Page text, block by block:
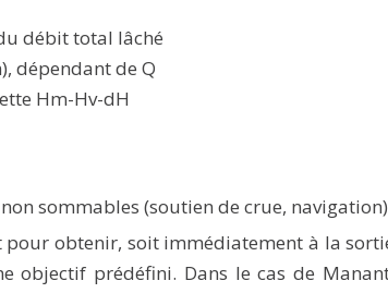
débit total lâché
dépendant de Q
Hm-Hv-dH
sommables (soutien de crue, navigation)
obtenir, soit immédiatement à la
objectif prédéfini. Dans le cas de